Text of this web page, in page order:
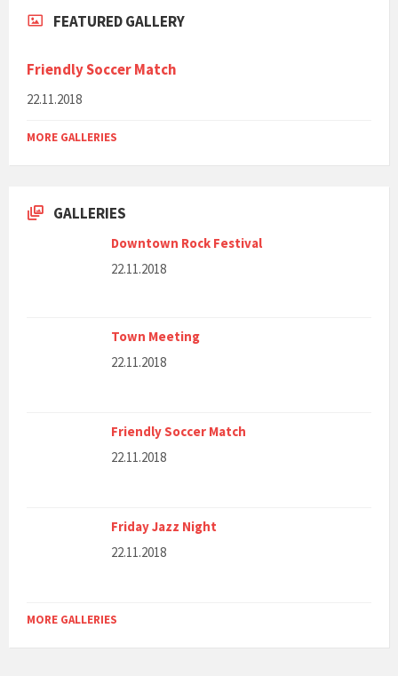
FEATURED GALLERY
Friendly Soccer Match
22.11.2018
MORE GALLERIES
GALLERIES
Downtown Rock Festival
22.11.2018
Town Meeting
22.11.2018
Friendly Soccer Match
22.11.2018
Friday Jazz Night
22.11.2018
MORE GALLERIES